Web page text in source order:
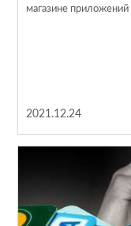
магазине приложений
2021.12.24